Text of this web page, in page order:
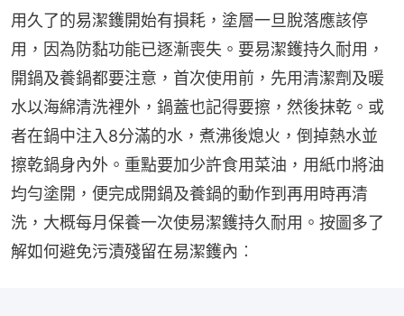
用久了的易潔鑊開始有損耗，塗層一旦脫落應該停
用，因為防黏功能已逐漸喪失。要易潔鑊持久耐用，
開鍋及養鍋都要注意，首次使用前，先用清潔劑及暖
水以海綿清洗裡外，鍋蓋也記得要擦，然後抹乾。或
者在鍋中注入8分滿的水，煮沸後熄火，倒掉熱水並
擦乾鍋身內外。重點要加少許食用菜油，用紙巾將油
均勻塗開，便完成開鍋及養鍋的動作到再用時再清
洗，大概每月保養一次使易潔鑊持久耐用。按圖多了
解如何避免污漬殘留在易潔鑊內︰